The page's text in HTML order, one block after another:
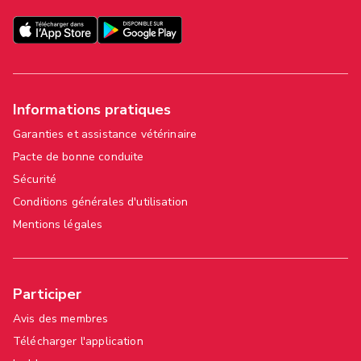
Informations pratiques
Garanties et assistance vétérinaire
Pacte de bonne conduite
Sécurité
Conditions générales d'utilisation
Mentions légales
Participer
Avis des membres
Télécharger l'application